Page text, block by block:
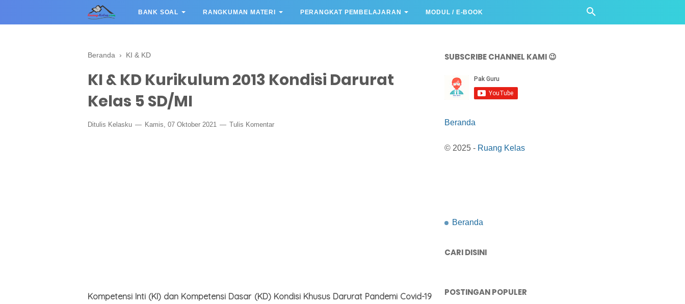
BANK SOAL RANGKUMAN MATERI PERANGKAT PEMBELAJARAN MODUL / E-BOOK
Beranda › KI & KD
KI & KD Kurikulum 2013 Kondisi Darurat
Kelas 5 SD/MI
Ditulis Kelasku Kamis, 07 Oktober 2021 Tulis Komentar
Kompetensi Inti (KI) dan Kompetensi Dasar (KD) Kondisi Khusus Darurat Pandemi Covid-19
SUBSCRIBE CHANNEL KAMI 😉
Beranda
© 2025 - Ruang Kelas
Beranda
CARI DISINI
POSTINGAN POPULER